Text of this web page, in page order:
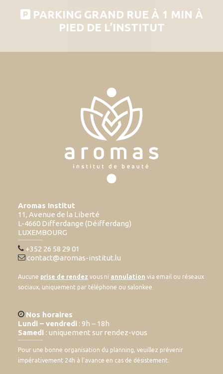
PARKING GRAND RUE À 1 MIN À
PIED DE L’INSTITUT
Aromas Institut
11, Avenue de la Liberté
L-4660 Differdange (Déifferdang)
LUXEMBOURG
+352 26 58 29 01
contact@aromas-institut.lu
Aucune prise de rendez vous ni annulation via email ou réseaux
sociaux, uniquement par téléphone ou salonkee
Nos horaires
Lundi – vendredi : 9h – 18h
Samedi : uniquement sur rendez-vous
Pour une bonne organisation du planning, veuillez prévenir
impérativement 24h à l’avance en cas de désistement.